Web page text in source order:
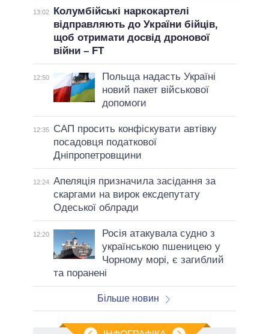
13:02
Колумбійські наркокартелі
відправляють до України бійців,
щоб отримати досвід дронової
війни – FT
12:50
Польща надасть Україні
новий пакет військової
допомоги
12:35
САП просить конфіскувати автівку
посадовця податкової
Дніпропетровщини
12:24 Апеляція призначила засідання за
скаргами на вирок ексдепутату
Одеської облради
12:20
Росія атакувала судно з
українською пшеницею у
Чорному морі, є загиблий
та поранені
Більше новин